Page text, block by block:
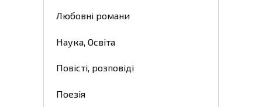
Любовні романи
Наука, Освіта
Повісті, розповіді
Поезія